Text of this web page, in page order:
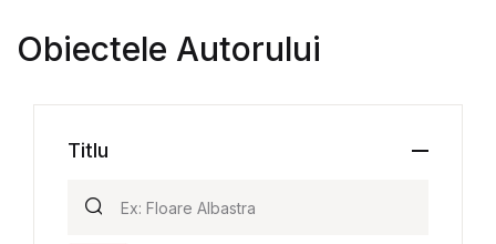
Obiectele Autorului
Titlu